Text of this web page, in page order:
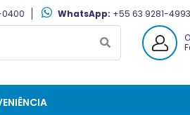
0400 WhatsApp: +55 63 9281-4993